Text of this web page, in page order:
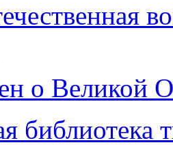
о Великой
библиотека